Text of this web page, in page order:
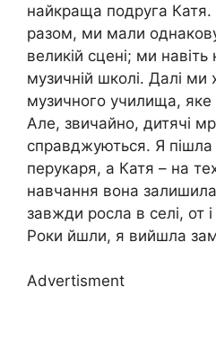
найкраща подруга
разом, ми мали
великій сцені; ми
музичній школі. Далі ми
музичного училища, яке
Але, звичайно, дитячі
справджуються. Я пішла
перукаря, а Катя – на
навчання вона
завжди росла в селі, от
Роки йшли, я вийшла
Advertisment